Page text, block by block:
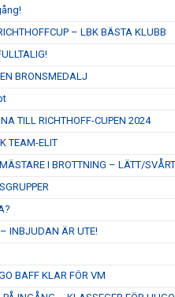
– LBK BÄSTA KLUBB
BRONSMEDALJ
TILL RICHTHOFF-CUPEN 2024
TEAM-ELIT
I BROTTNING – LÄTT/
INBJUDAN ÄR UTE!
BAFF KLAR FÖR VM